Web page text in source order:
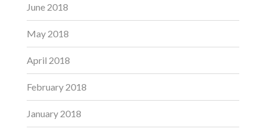
June 2018
May 2018
April 2018
February 2018
January 2018